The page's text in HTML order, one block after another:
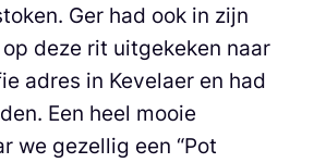
Ger had ook in zijn
deze rit uitgekeken naar
adres in Kevelaer en had
Een heel mooie
we gezellig een “Pot